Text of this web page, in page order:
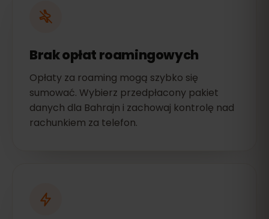
Brak opłat roamingowych
Opłaty za roaming mogą szybko się
sumować. Wybierz przedpłacony pakiet
danych dla Bahrajn i zachowaj kontrolę nad
rachunkiem za telefon.